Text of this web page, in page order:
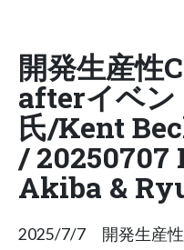
開発生産性
afterイベン
氏/Kent
/
Akiba &
2025/7/7 開発生産性